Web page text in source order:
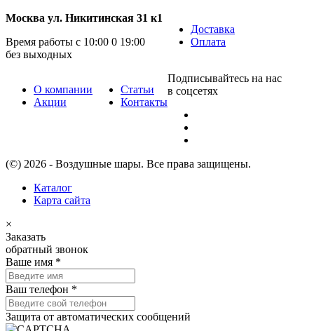
Москва ул. Никитинская 31 к1
Время работы с 10:00 0 19:00
без выходных
Доставка
Оплата
О компании
Акции
Статьи
Контакты
Подписывайтесь на нас
в соцсетях
(©) 2026 - Воздушные шары. Все права защищены.
Каталог
Карта сайта
×
Заказать
обратный звонок
Ваше имя *
Ваш телефон *
Защита от автоматических сообщений